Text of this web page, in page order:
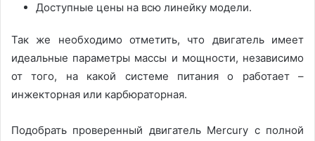
Доступные цены на всю линейку модели.
Так же необходимо отметить, что двигатель имеет
идеальные параметры массы и мощности, независимо
от того, на какой системе питания о работает –
инжекторная или карбюраторная.
Подобрать проверенный двигатель Mercury с полной